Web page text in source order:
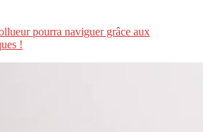
pourra naviguer grâce aux
!